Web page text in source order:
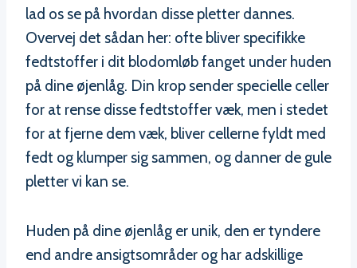
lad os se på hvordan disse pletter dannes.
Overvej det sådan her: ofte bliver specifikke
fedtstoffer i dit blodomløb fanget under huden
på dine øjenlåg. Din krop sender specielle celler
for at rense disse fedtstoffer væk, men i stedet
for at fjerne dem væk, bliver cellerne fyldt med
fedt og klumper sig sammen, og danner de gule
pletter vi kan se.
Huden på dine øjenlåg er unik, den er tyndere
end andre ansigtsområder og har adskillige